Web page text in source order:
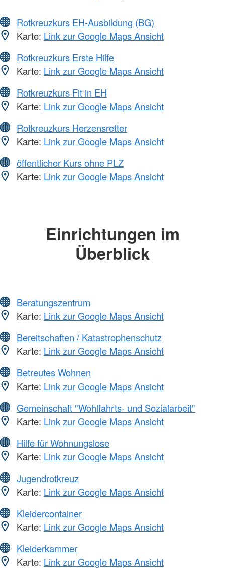
Rotkreuzkurs EH-Ausbildung (BG)
Karte: Link zur Google Maps Ansicht
Rotkreuzkurs Erste Hilfe
Karte: Link zur Google Maps Ansicht
Rotkreuzkurs Fit in EH
Karte: Link zur Google Maps Ansicht
Rotkreuzkurs Herzensretter
Karte: Link zur Google Maps Ansicht
öffentlicher Kurs ohne PLZ
Karte: Link zur Google Maps Ansicht
Einrichtungen im
Überblick
Beratungszentrum
Karte: Link zur Google Maps Ansicht
Bereitschaften / Katastrophenschutz
Karte: Link zur Google Maps Ansicht
Betreutes Wohnen
Karte: Link zur Google Maps Ansicht
Gemeinschaft "Wohlfahrts- und Sozialarbeit"
Karte: Link zur Google Maps Ansicht
Hilfe für Wohnungslose
Karte: Link zur Google Maps Ansicht
Jugendrotkreuz
Karte: Link zur Google Maps Ansicht
Kleidercontainer
Karte: Link zur Google Maps Ansicht
Kleiderkammer
Karte: Link zur Google Maps Ansicht